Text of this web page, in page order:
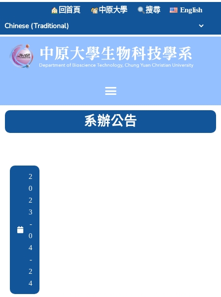
回首頁 中原大學 搜尋 English
系辦公告
2
0
2
3
-
0
4
-
2
4